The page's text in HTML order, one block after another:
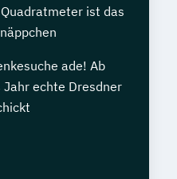
ist das
ade! Ab
echte Dresdner